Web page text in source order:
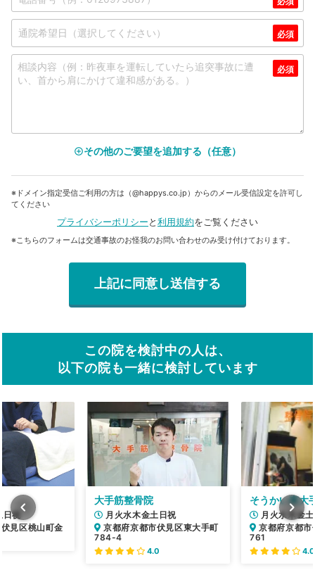
add_circle_outlineその他のご要望を追加する（任意）
※ドメイン指定受信ご利用の方は（@happys.co.jp）からのメール受信設定を許可し
てください
プライバシーポリシーと利用規約をご覧ください
※こちらのフォームは交通事故のお怪我のお問い合わせのみ受け付けております。
この院を検討中の人は、
以下の院も一緒に検討しています
大手筋整骨院
月火水木金土日祝
京都府京都市伏見区東大手町
784-4
4.0
そうかい東大
月火水木金
京都府京都市
761
4.0
祝
見区桃山町金